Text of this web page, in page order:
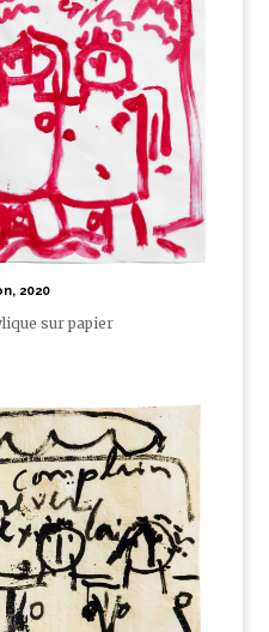
2020
sur papier